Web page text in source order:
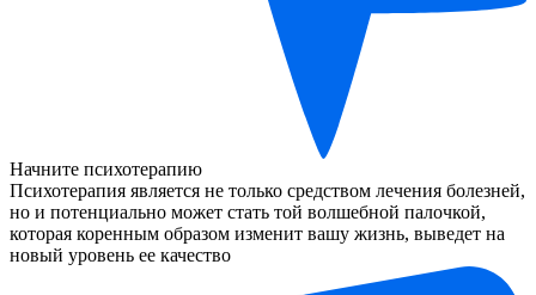
Начните психотерапию
Психотерапия является не только средством лечения болезней,
но и потенциально может стать той волшебной палочкой,
которая коренным образом изменит вашу жизнь, выведет на
новый уровень ее качество